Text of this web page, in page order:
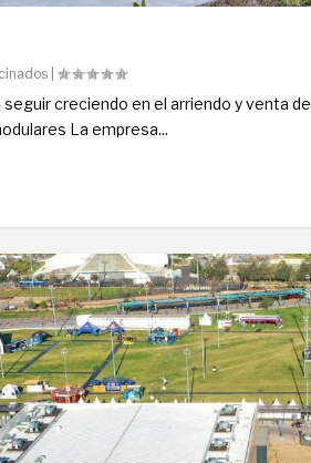
|
creciendo en el arriendo y venta de
La empresa...